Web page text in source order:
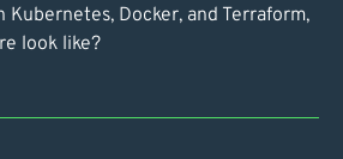
Docker, and Terraform,
look like?